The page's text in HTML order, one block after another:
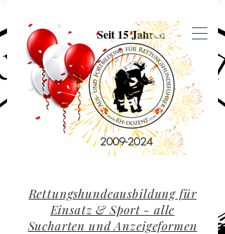
Seit 15 Jahren
2009-2024
Rettungshundeausbildung für
Einsatz & Sport - alle
Sucharten und Anzeigeformen